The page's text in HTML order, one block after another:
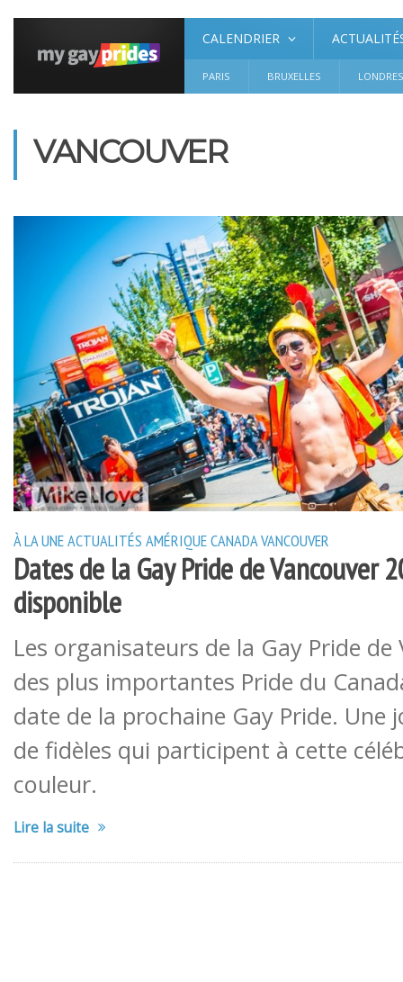
CALENDRIER
PARIS BRUXELLES LONDRES
VANCOUVER
À LA UNEACTUALITÉS AMÉRIQUECANADAVANCOUVER
Dates de la Gay Pride de Vancouver
disponible
Les organisateurs de la Gay Pride de
des plus importantes Pride du
date de la prochaine Gay Pride. Une
de fidèles qui participent à cette
couleur.
Lire la suite